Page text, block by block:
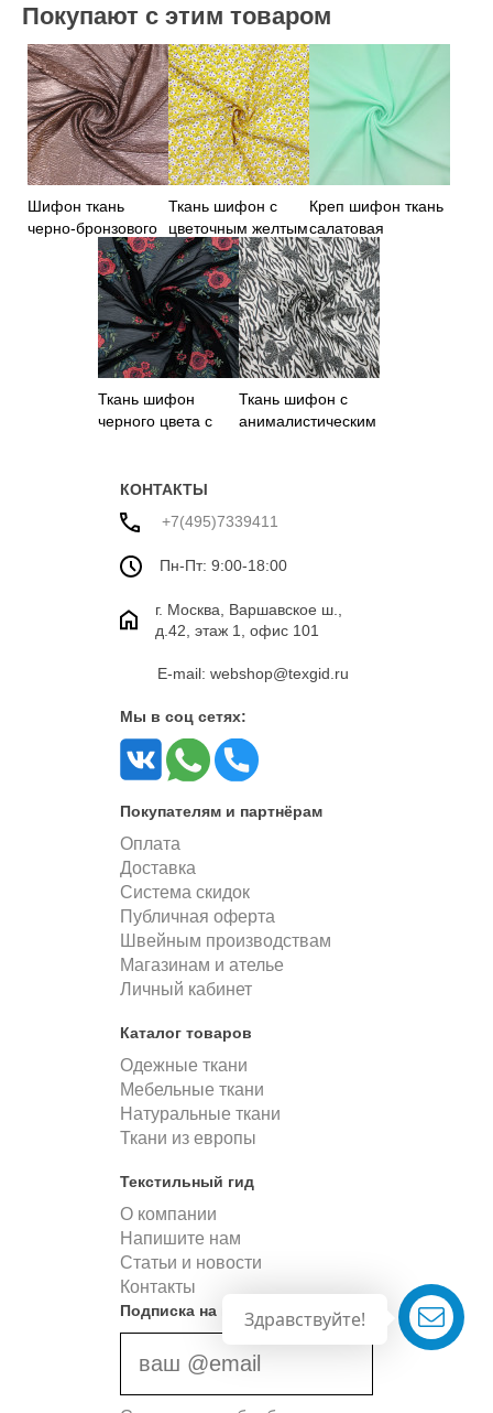
Здравствуйте!
Покупают с этим товаром
Шифон ткань
черно-бронзового
Ткань шифон с
цветочным желтым
принтом
Креп шифон ткань
салатовая
Ткань шифон
черного цвета с
Ткань шифон с
анималистическим
КОНТАКТЫ
+7(495)7339411
Пн-Пт: 9:00-18:00
г. Москва, Варшавское ш.,
д.42, этаж 1, офис 101
E-mail: webshop@texgid.ru
Мы в соц сетях:
Покупателям и партнёрам
Оплата
Доставка
Система скидок
Публичная оферта
Швейным производствам
Магазинам и ателье
Личный кабинет
Каталог товаров
Одежные ткани
Мебельные ткани
Натуральные ткани
Ткани из европы
Текстильный гид
О компании
Напишите нам
Статьи и новости
Контакты
Подписка на новости